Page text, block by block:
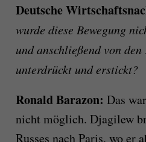
Deutsche
wurde diese Bewegung
und anschließend von
unterdrückt und erstickt?
Ronald Barazon: Das
nicht möglich. Djagilew
Russes nach Paris, wo er